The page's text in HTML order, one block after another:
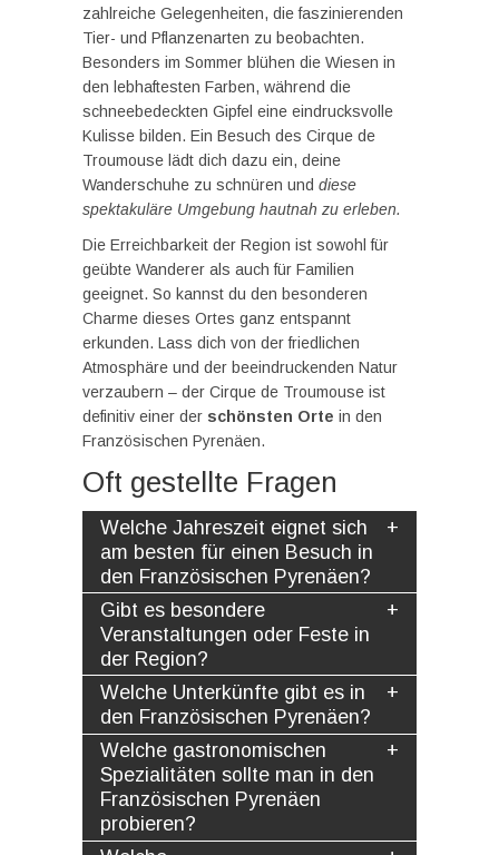
zahlreiche Gelegenheiten, die faszinierenden
Tier- und Pflanzenarten zu beobachten.
Besonders im Sommer blühen die Wiesen in
den lebhaftesten Farben, während die
schneebedeckten Gipfel eine eindrucksvolle
Kulisse bilden. Ein Besuch des Cirque de
Troumouse lädt dich dazu ein, deine
Wanderschuhe zu schnüren und diese
spektakuläre Umgebung hautnah zu erleben.
Die Erreichbarkeit der Region ist sowohl für
geübte Wanderer als auch für Familien
geeignet. So kannst du den besonderen
Charme dieses Ortes ganz entspannt
erkunden. Lass dich von der friedlichen
Atmosphäre und der beeindruckenden Natur
verzaubern – der Cirque de Troumouse ist
definitiv einer der schönsten Orte in den
Französischen Pyrenäen.
Oft gestellte Fragen
Welche Jahreszeit eignet sich
am besten für einen Besuch in
den Französischen Pyrenäen?
Gibt es besondere
Veranstaltungen oder Feste in
der Region?
Welche Unterkünfte gibt es in
den Französischen Pyrenäen?
Welche gastronomischen
Spezialitäten sollte man in den
Französischen Pyrenäen
probieren?